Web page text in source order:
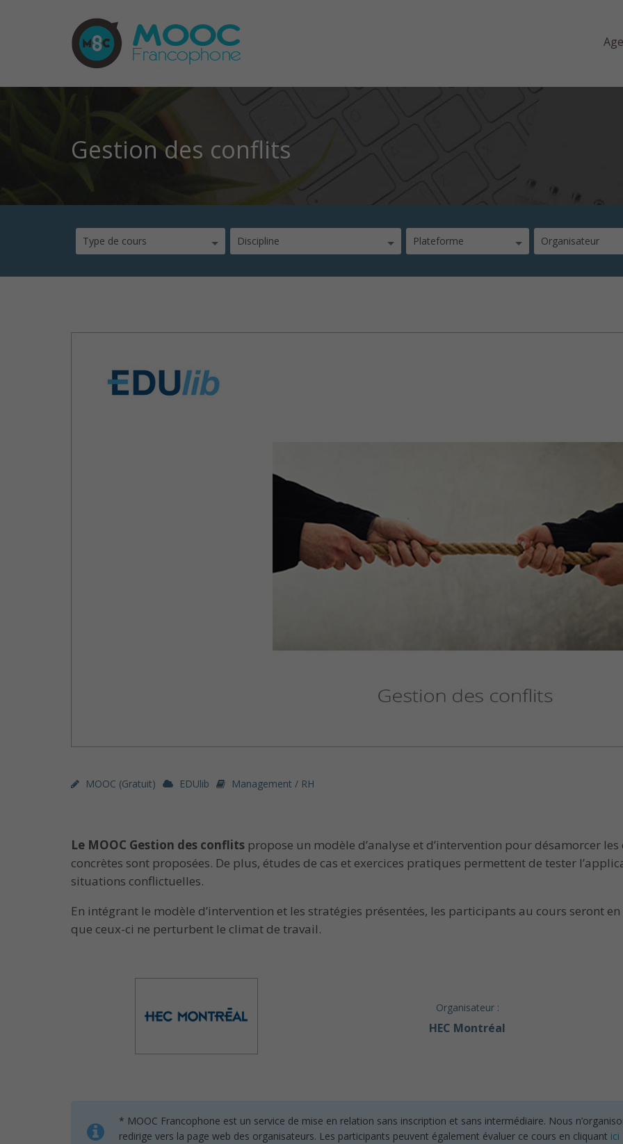
Gestion des conflits
Type de cours Discipline Plateforme Organisateur
MOOC (gratuit) EDUlib Management / RH
Le MOOC Gestion des conflits propose un modèle d’analyse et d’intervention pour désamorcer
concrètes sont proposées. De plus, études de cas et exercices pratiques permettent de tester
situations conflictuelles.
En intégrant le modèle d’intervention et les stratégies présentées, les participants au cours seront
que ceux-ci ne perturbent le climat de travail.
Organisateur :
HEC Montréal
* MOOC Francophone est un service de mise en relation sans inscription et sans intermédiaire. Nous
redirige vers la page web des organisateurs. Les participants peuvent également évaluer ce cours en cliquant ici